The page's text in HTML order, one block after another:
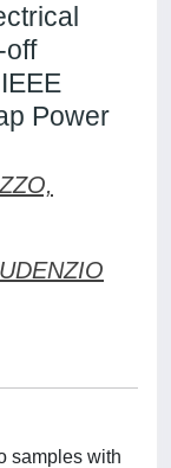
off
Power
samples with